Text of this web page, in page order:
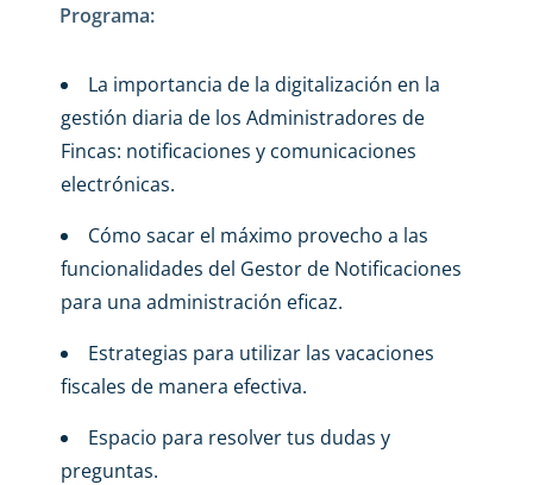
Programa:
La importancia de la digitalización en la
gestión diaria de los Administradores de
Fincas: notificaciones y comunicaciones
electrónicas.
Cómo sacar el máximo provecho a las
funcionalidades del Gestor de Notificaciones
para una administración eficaz.
Estrategias para utilizar las vacaciones
fiscales de manera efectiva.
Espacio para resolver tus dudas y
preguntas.